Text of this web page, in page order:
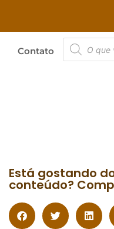
Contato
Está gostando
conteúdo?